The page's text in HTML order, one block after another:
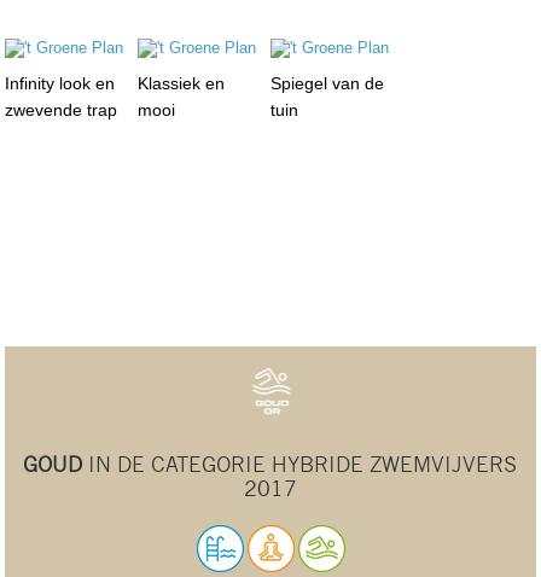
Infinity look en
zwevende trap
Klassiek en
mooi
Spiegel van de
tuin
GOUD IN DE CATEGORIE HYBRIDE ZWEMVIJVERS
2017